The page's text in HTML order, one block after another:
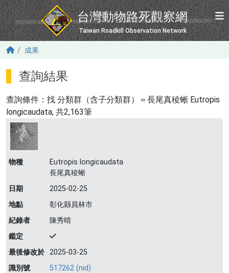
移至主內容
台灣動物路死觀察網
Taiwan Roadkill Observation Network
成果
查詢結果
查詢條件：找 分類群（含子分類群）＝長尾真稜蜥 Eutropis
longicaudata, 共2,163筆
物種
Eutropis longicaudata
長尾真稜蜥
日期
2025-02-25
地點
彰化縣員林市
紀錄者
陳秀晴
鑑定
最後修改於 2025-03-25
識別號
517262 (nid)